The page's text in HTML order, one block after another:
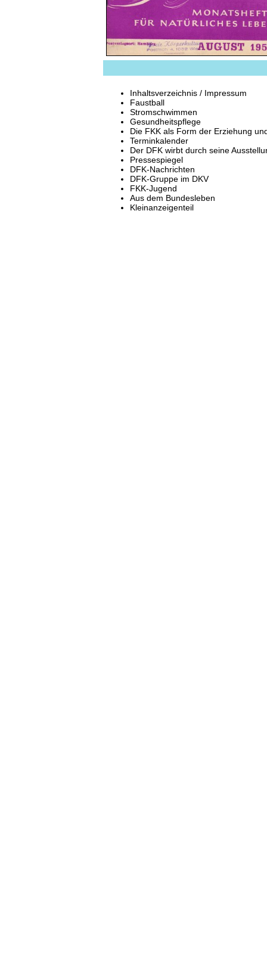
Inhaltsverzeichnis / Impressum
Faustball
Stromschwimmen
Gesundheitspflege
Die FKK als Form der Erziehung
Terminkalender
Der DFK wirbt durch seine
Pressespiegel
DFK-Nachrichten
DFK-Gruppe im DKV
FKK-Jugend
Aus dem Bundesleben
Kleinanzeigenteil